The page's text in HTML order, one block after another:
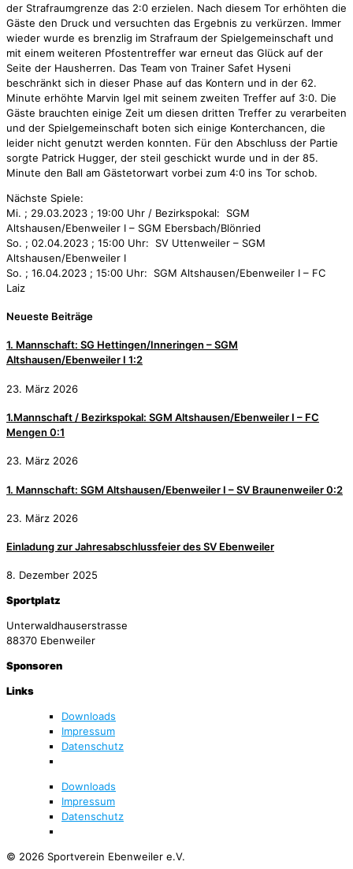
der Strafraumgrenze das 2:0 erzielen. Nach diesem Tor erhöhten die
Gäste den Druck und versuchten das Ergebnis zu verkürzen. Immer
wieder wurde es brenzlig im Strafraum der Spielgemeinschaft und
mit einem weiteren Pfostentreffer war erneut das Glück auf der
Seite der Hausherren. Das Team von Trainer Safet Hyseni
beschränkt sich in dieser Phase auf das Kontern und in der 62.
Minute erhöhte Marvin Igel mit seinem zweiten Treffer auf 3:0. Die
Gäste brauchten einige Zeit um diesen dritten Treffer zu verarbeiten
und der Spielgemeinschaft boten sich einige Konterchancen, die
leider nicht genutzt werden konnten. Für den Abschluss der Partie
sorgte Patrick Hugger, der steil geschickt wurde und in der 85.
Minute den Ball am Gästetorwart vorbei zum 4:0 ins Tor schob.
Nächste Spiele:
Mi. ; 29.03.2023 ; 19:00 Uhr / Bezirkspokal: SGM
Altshausen/Ebenweiler I – SGM Ebersbach/Blönried
So. ; 02.04.2023 ; 15:00 Uhr: SV Uttenweiler – SGM
Altshausen/Ebenweiler I
So. ; 16.04.2023 ; 15:00 Uhr: SGM Altshausen/Ebenweiler I – FC
Laiz
Neueste Beiträge
1. Mannschaft: SG Hettingen/Inneringen – SGM
Altshausen/Ebenweiler I 1:2
23. März 2026
1.Mannschaft / Bezirkspokal: SGM Altshausen/Ebenweiler I – FC
Mengen 0:1
23. März 2026
1. Mannschaft: SGM Altshausen/Ebenweiler I – SV Braunenweiler 0:2
23. März 2026
Einladung zur Jahresabschlussfeier des SV Ebenweiler
8. Dezember 2025
Sportplatz
Unterwaldhauserstrasse
88370 Ebenweiler
Sponsoren
Links
Downloads
Impressum
Datenschutz
Downloads
Impressum
Datenschutz
© 2026 Sportverein Ebenweiler e.V.